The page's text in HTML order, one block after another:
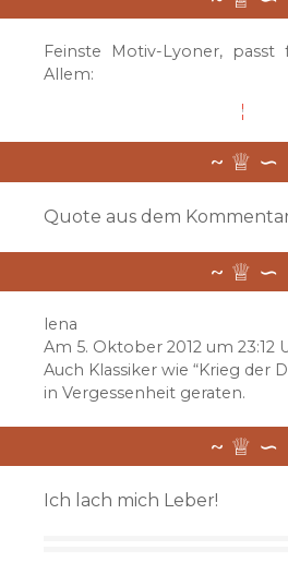
Feinste Motiv-Lyoner, passt
Allem:
Quote aus dem
lena
Am 5. Oktober 2012 um 23:12
Auch Klassiker wie “Krieg der
in Vergessenheit geraten.
Ich lach mich Leber!